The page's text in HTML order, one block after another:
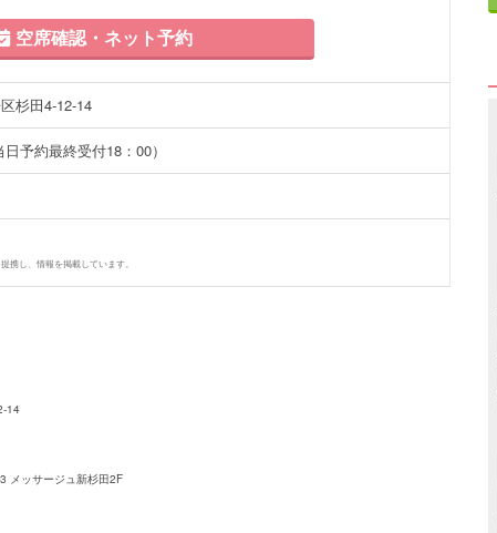
空席確認・ネット予約
杉田4-12-14
予約最終受付18：00）
携し、情報を掲載しています。
14
メッサージュ新杉田2F